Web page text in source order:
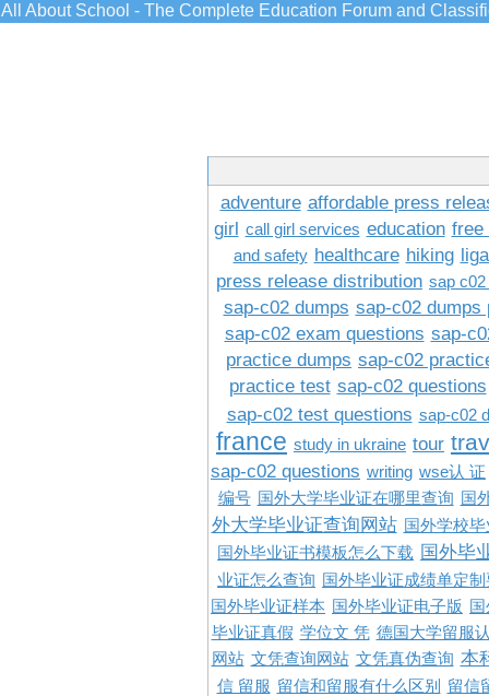
All About School - The Complete Education Forum and
adventure affordable press
girl call girl services education free
and safety healthcare hiking
press release distribution sap
sap-c02 dumps sap-c02 dumps
sap-c02 exam questions sap-
practice dumps sap-c02
practice test sap-c02 questions
sap-c02 test questions sap-c02
france study in ukraine tour
sap-c02 questions writing wse认 证
编号 国外大学毕业证在哪里查询 国
外大学毕业证查询网站 国外学校
国外毕业证书模板怎么下载 国外毕
业证怎么查询
国外毕业证成绩单定
国外毕业证样本
国外毕业证电子版
毕业证真假 学位文 凭 德国大学留服
网站 文凭查询网站 文凭真伪查询 本
信 留服 留信和留服有什么区别
留信